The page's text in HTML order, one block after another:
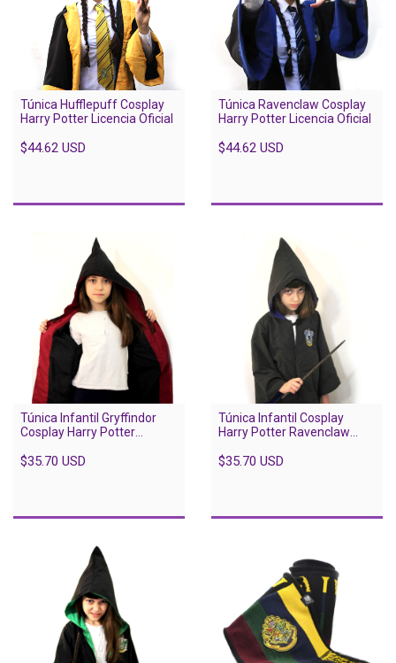
Túnica Hufflepuff Cosplay
Harry Potter Licencia Oficial
$44.62 USD
Túnica Ravenclaw Cosplay
Harry Potter Licencia Oficial
$44.62 USD
Túnica Infantil Gryffindor
Cosplay Harry Potter
$35.70 USD
Túnica Infantil Cosplay
Harry Potter Ravenclaw
$35.70 USD